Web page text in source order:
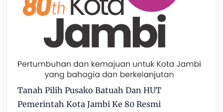
Tanah Pilih Pusako Batuah Dan HUT
Pemerintah Kota Jambi Ke 80 Resmi